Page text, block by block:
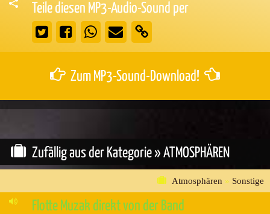
Teile diesen MP3-Audio-Sound per
Zum MP3-Sound-Download!
Zufällig aus der Kategorie » ATMOSPHÄREN
Atmosphären » Sonstige
Flotte Muzak direkt von der Band